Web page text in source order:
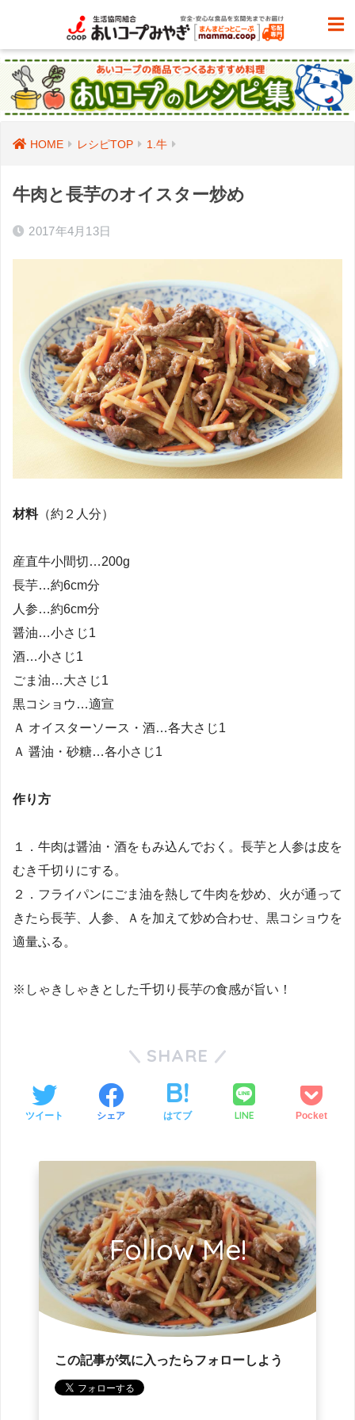
HOME レシピTOP 1.牛
牛肉と長芋のオイスター炒め
2017年4月13日
材料（約２人分）
産直牛小間切…200g
長芋…約6cm分
人参…約6cm分
醤油…小さじ1
酒…小さじ1
ごま油…大さじ1
黒コショウ…適宣
Ａ オイスターソース・酒…各大さじ1
Ａ 醤油・砂糖…各小さじ1
作り方
１．牛肉は醤油・酒をもみ込んでおく。長芋と人参は皮を
むき千切りにする。
２．フライパンにごま油を熱して牛肉を炒め、火が通って
きたら長芋、人参、Ａを加えて炒め合わせ、黒コショウを
適量ふる。
※しゃきしゃきとした千切り長芋の食感が旨い！
SHARE
ツイート シェア はてブ LINE Pocket
Follow Me!
この記事が気に入ったらフォローしよう